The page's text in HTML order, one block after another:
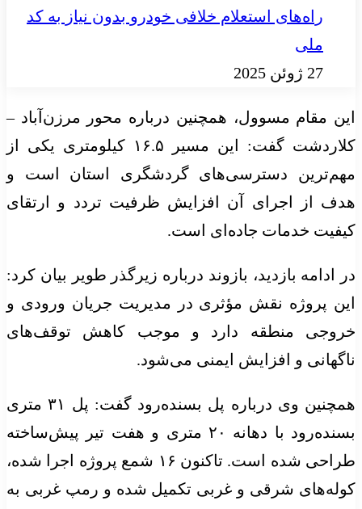
راه‌های استعلام خلافی خودرو بدون نیاز به کد
ملی
27 ژوئن 2025
این مقام مسوول، همچنین درباره محور مرزن‌آباد –
کلاردشت گفت: این مسیر ۱۶.۵ کیلومتری یکی از
مهم‌ترین دسترسی‌های گردشگری استان است و
هدف از اجرای آن افزایش ظرفیت تردد و ارتقای
کیفیت خدمات جاده‌ای است.
در ادامه بازدید، بازوند درباره زیرگذر طویر بیان کرد:
این پروژه نقش مؤثری در مدیریت جریان ورودی و
خروجی منطقه دارد و موجب کاهش توقف‌های
ناگهانی و افزایش ایمنی می‌شود.
همچنین وی درباره پل بسنده‌رود گفت: پل ۳۱ متری
بسنده‌رود با دهانه ۲۰ متری و هفت تیر پیش‌ساخته
طراحی شده است. تاکنون ۱۶ شمع پروژه اجرا شده،
کوله‌های شرقی و غربی تکمیل شده و رمپ غربی به